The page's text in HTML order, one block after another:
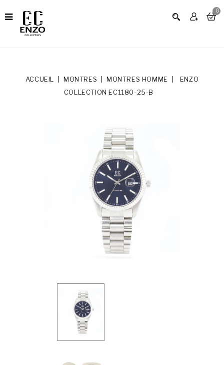
0
ACCUEIL MONTRES MONTRES HOMME
ENZO
COLLECTION EC1180-25-B